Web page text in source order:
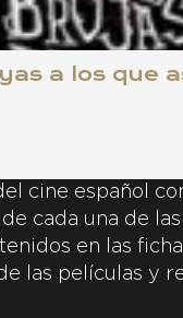
a los que
cine español
cada una de
en las
las películas y